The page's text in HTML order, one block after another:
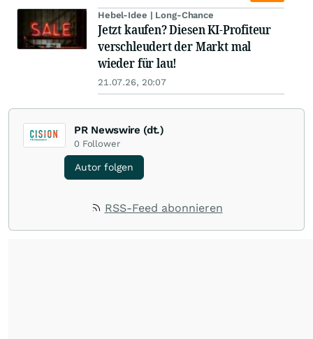
Hebel-Idee | Long-Chance
Jetzt kaufen? Diesen KI-Profiteur
verschleudert der Markt mal
wieder für lau!
21.07.26, 20:07
PR Newswire (dt.)
0 Follower
Autor folgen
RSS-Feed abonnieren